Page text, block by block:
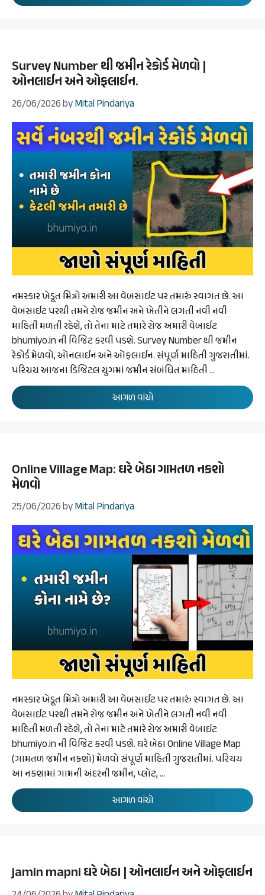
Survey Number થી જમીન રેકોર્ડ મેળવો |
ઓનલાઈન અને ઓફલાઈન.
26/06/2026byMital Pindariya
નમસ્કાર ખેડૂત મિત્રો અમારી આ વેબસાઈટ પર તમારું સ્વાગત છે. આ
વેબસાઈટ પરથી તમને રોજ જમીન અને ખેતીને લગતી નવી નવી
માહિતી મળતી રહેશે, તો તેના માટે તમારે રોજ અમારી વેબાઈટ
bhumiyo.in ની વિજિટ કરવી પડશે. Survey Number થી જમીન
રેકોર્ડ મેળવો, ઓનલાઈન અને ઓફલાઈન. સંપૂર્ણ માહિતી ગુજરાતીમાં.
પરિચય આજના ડિજિટલ યુગમાં જમીન સંબંધિત માહિતી …
આગળ વાંચો
Online Village Map: ઘરે બેઠા ગામતળ નકશો
મેળવો
25/06/2026byMital Pindariya
નમસ્કાર ખેડૂત મિત્રો અમારી આ વેબસાઈટ પર તમારું સ્વાગત છે. આ
વેબસાઈટ પરથી તમને રોજ જમીન અને ખેતીને લગતી નવી નવી
માહિતી મળતી રહેશે, તો તેના માટે તમારે રોજ અમારી વેબાઈટ
bhumiyo.in ની વિજિટ કરવી પડશે. ઘરે બેઠા Online Village Map
(ગામતળ જમીન નકશો) મેળવો સંપૂર્ણ માહિતી ગુજરાતીમાં. પરિચય
આ નકશામાં ગામની અંદરની જમીન, પ્લોટ, …
આગળ વાંચો
jamin mapni ઘરે બેઠા | ઓનલાઈન અને ઓફલાઈન